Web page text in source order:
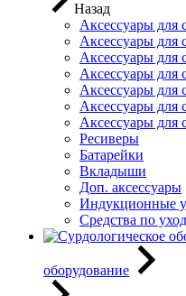
Назад
Аксессуары для
Аксессуары для
Аксессуары для
Аксессуары для
Аксессуары для
Аксессуары для
Аксессуары для
Ресиверы
Батарейки
Вкладыши
Доп. аксессуары
Индукционные
Средства по
оборудование